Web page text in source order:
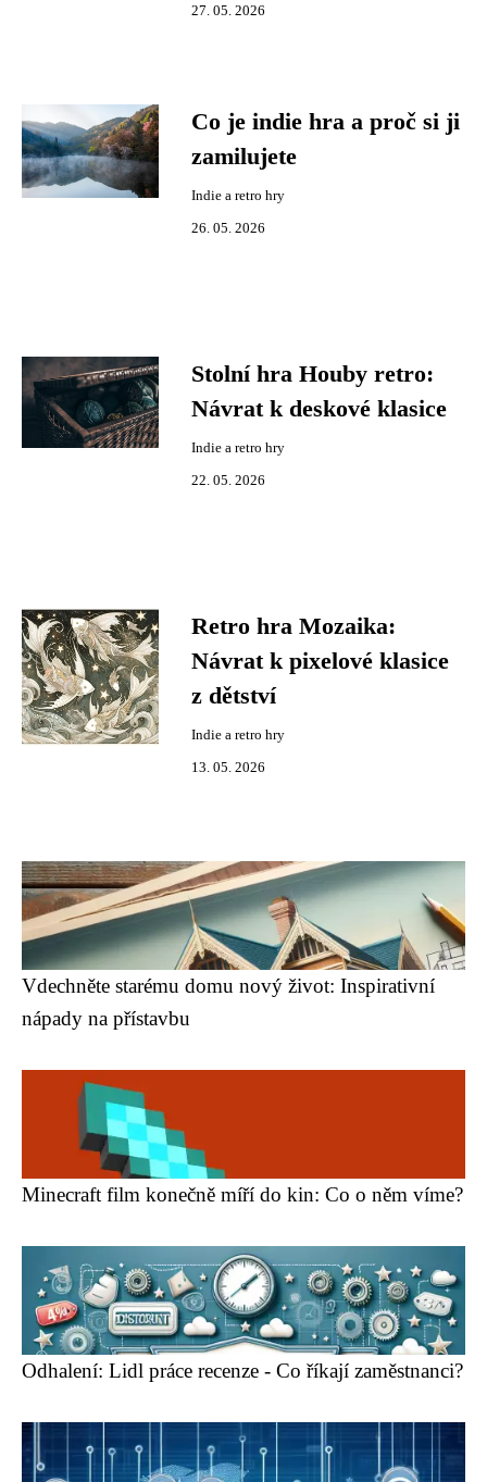
27. 05. 2026
Co je indie hra a proč si ji
zamilujete
Indie a retro hry
26. 05. 2026
Stolní hra Houby retro:
Návrat k deskové klasice
Indie a retro hry
22. 05. 2026
Retro hra Mozaika:
Návrat k pixelové klasice
z dětství
Indie a retro hry
13. 05. 2026
Vdechněte starému domu nový život: Inspirativní
nápady na přístavbu
Minecraft film konečně míří do kin: Co o něm víme?
Odhalení: Lidl práce recenze - Co říkají zaměstnanci?